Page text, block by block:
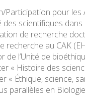
Participation pour
scientifiques
de recherche
recherche au CAK
de l’Unité de
« Histoire des
« Éthique, science,
parallèles en